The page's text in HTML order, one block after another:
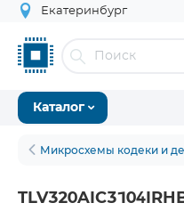
Екатеринбург
Каталог
Микросхемы кодеки и